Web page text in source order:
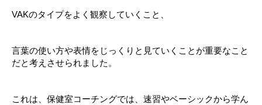
VAKのタイプをよく観察していくこと、
言葉の使い方や表情をじっくりと見ていくことが重要なこと
だと考えさせられました。
これは、保健室コーチングでは、速習やベーシックから学ん